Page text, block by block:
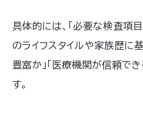
具体的には、「必要な検査項
のライフスタイルや家族歴に
豊富か」「医療機関が信頼で
す。